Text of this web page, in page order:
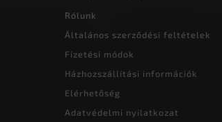
Rólunk
Általános szerződési feltételek
Fizetési módok
Házhozszállítási információk
Elérhetőség
Adatvédelmi nyilatkozat